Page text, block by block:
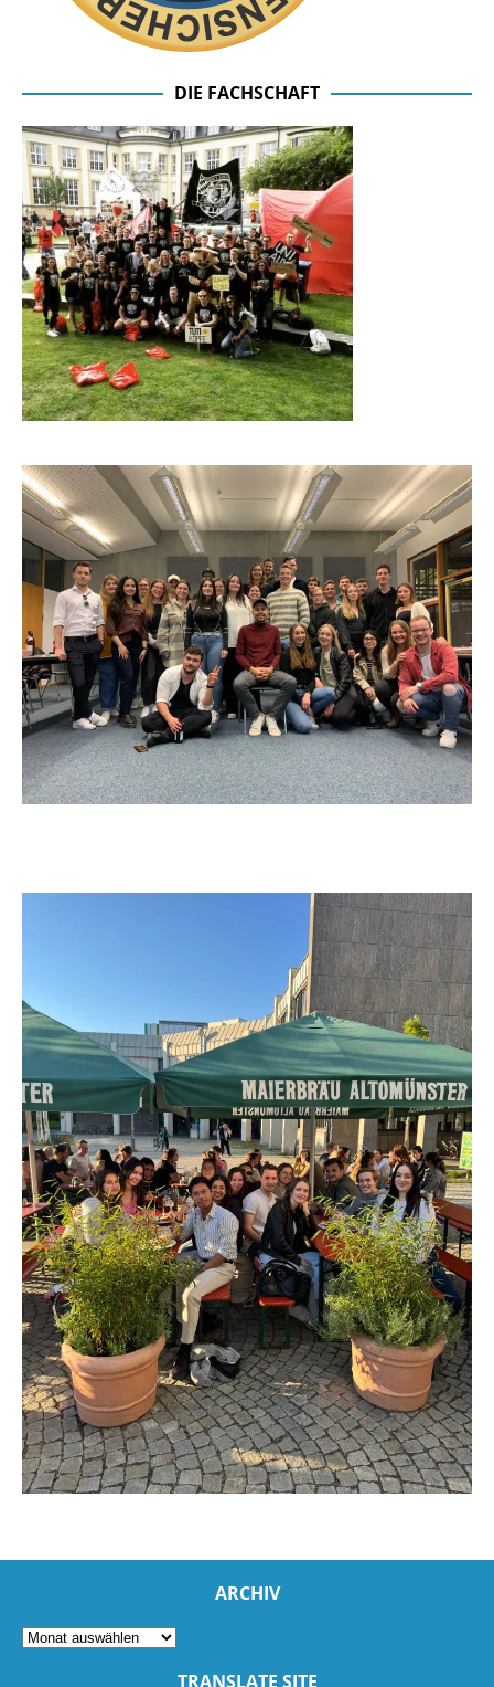
DIE FACHSCHAFT
ARCHIV
TRANSLATE SITE